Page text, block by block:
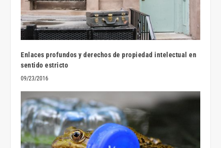
Enlaces profundos y derechos de propiedad intelectual en
sentido estricto
09/23/2016